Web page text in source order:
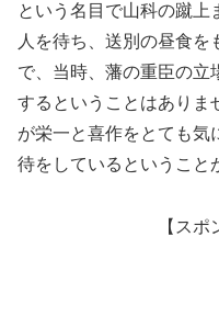
という名目で山科の蹴上
人を待ち、送別の昼食
で、当時、藩の重臣の立
するということはありま
が栄一と喜作をとても気
待をしているということ
【スポ